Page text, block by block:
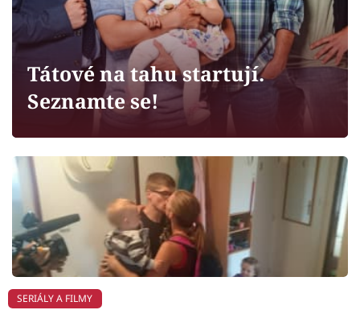
Sledujte prima+
Filmový festival Karlovy Vary
Mámy sobě
Přihlášení
Sledujte nás
Tátové na tahu startují.
Seznamte se!
SERIÁLY A FILMY